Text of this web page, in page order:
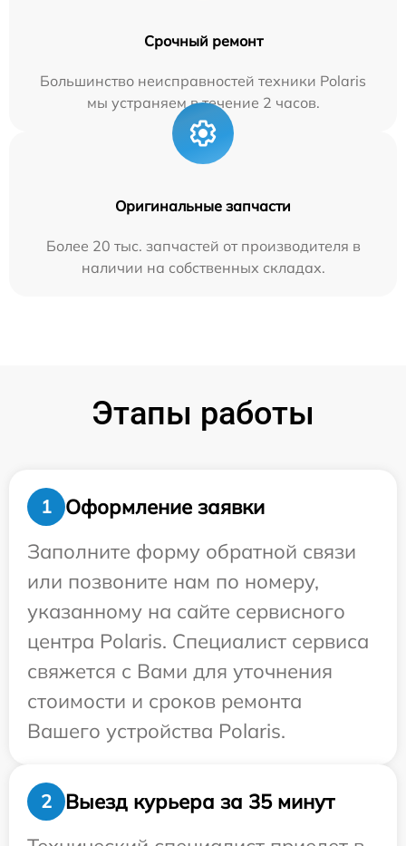
Срочный ремонт
Большинство неисправностей техники Polaris
мы устраняем в течение 2 часов.
Оригинальные запчасти
Более 20 тыс. запчастей от производителя в
наличии на собственных складах.
Этапы работы
1
Оформление заявки
Заполните форму обратной связи
или позвоните нам по номеру,
указанному на сайте сервисного
центра Polaris. Специалист сервиса
свяжется с Вами для уточнения
стоимости и сроков ремонта
Вашего устройства Polaris.
2
Выезд курьера за 35 минут